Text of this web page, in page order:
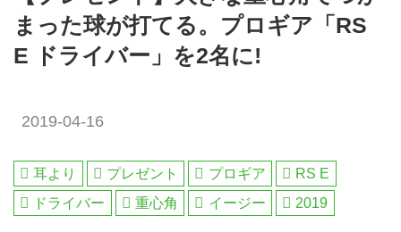
まった球が打てる。プロギア「RS
E ドライバー」を2名に!
2019-04-16
耳より プレゼント プロギア
RS E
ドライバー
重心角 イージー 2019